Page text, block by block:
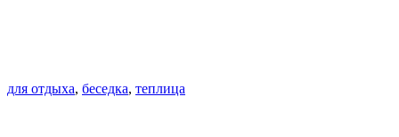
для отдыха, беседка, теплица